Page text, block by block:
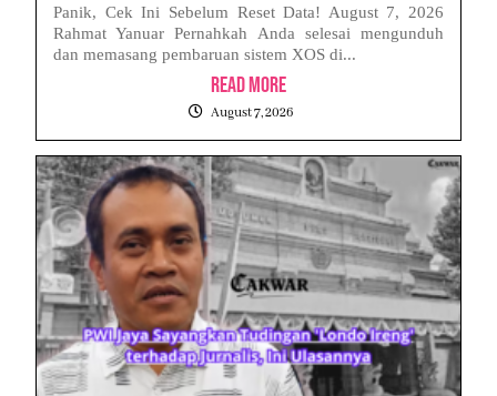
Panik, Cek Ini Sebelum Reset Data! August 7, 2026
Rahmat Yanuar Pernahkah Anda selesai mengunduh
dan memasang pembaruan sistem XOS di...
Read More
August 7, 2026